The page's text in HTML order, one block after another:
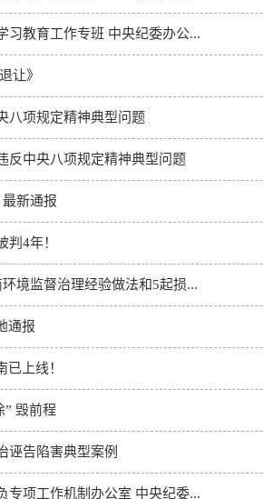
习教育工作专班 中央纪委办公...
让》
八项规定精神典型问题
反中央八项规定精神典型问题
新通报
判4年！
境监督治理经验做法和5起损...
通报
上线！
” 毁前程
诬告陷害典型案例
专项工作机制办公室 中央纪委...